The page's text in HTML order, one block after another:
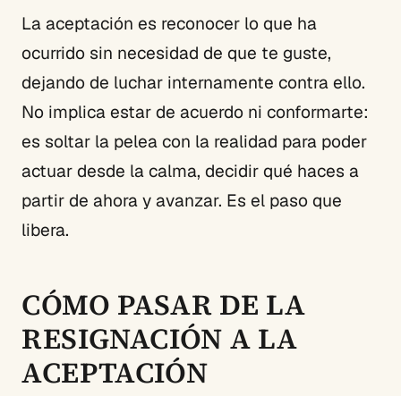
La aceptación es reconocer lo que ha
ocurrido sin necesidad de que te guste,
dejando de luchar internamente contra ello.
No implica estar de acuerdo ni conformarte:
es soltar la pelea con la realidad para poder
actuar desde la calma, decidir qué haces a
partir de ahora y avanzar. Es el paso que
libera.
CÓMO PASAR DE LA
RESIGNACIÓN A LA
ACEPTACIÓN